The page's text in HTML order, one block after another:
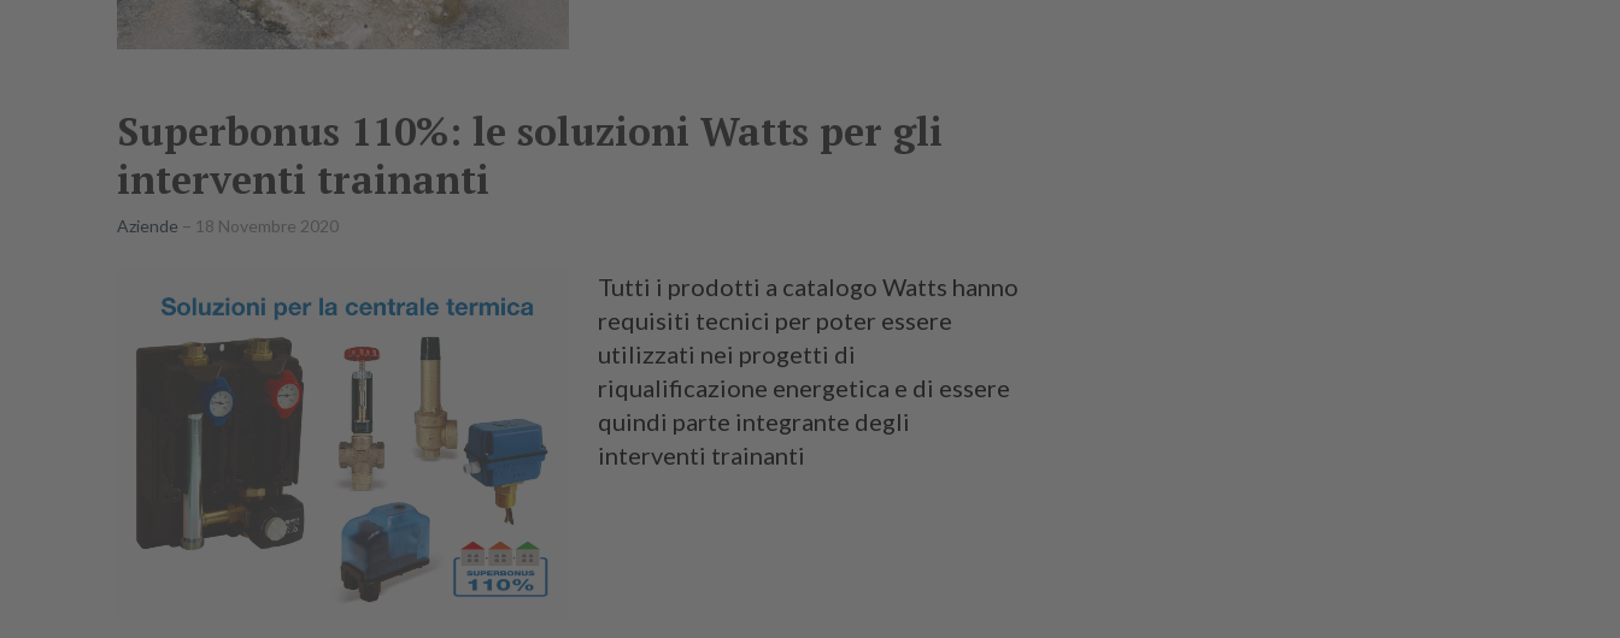
Superbonus 110%: le soluzioni Watts per gli
interventi trainanti
Aziende 18 Novembre 2020
Tutti i prodotti a catalogo Watts hanno
requisiti tecnici per poter essere
utilizzati nei progetti di
riqualificazione energetica e di essere
quindi parte integrante degli
interventi trainanti